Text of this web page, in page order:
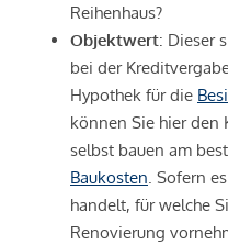
Reihenhaus?
Objektwert: Dieser
bei der
Hypothek für die
können Sie hier den
selbst bauen am
Baukosten . Sofern
handelt, für welche
Renovierung